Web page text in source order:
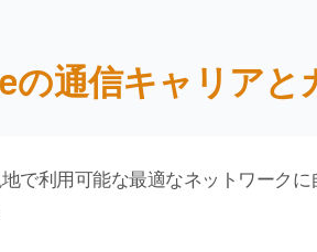
通信キャリアと
利用可能な最適なネットワークに